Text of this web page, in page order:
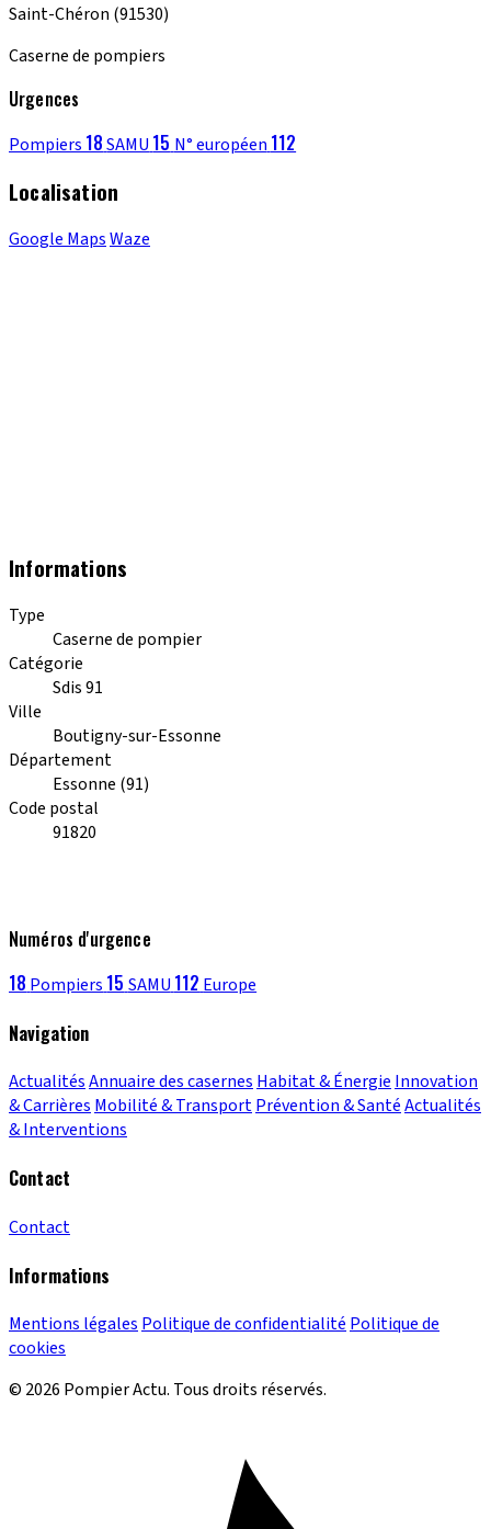
Saint-Chéron (91530)
Caserne de pompiers
Urgences
Pompiers 18SAMU 15 N° européen 112
Localisation
Google MapsWaze
Informations
Type
Caserne de pompier
Catégorie
Sdis 91
Ville
Boutigny-sur-Essonne
Département
Essonne (91)
Code postal
91820
Numéros d'urgence
18 Pompiers 15 SAMU 112 Europe
Navigation
ActualitésAnnuaire des casernes Habitat & Énergie Innovation
& Carrières Mobilité & TransportPrévention & SantéActualités
& Interventions
Contact
Contact
Informations
Mentions légales Politique de confidentialité Politique de
cookies
© 2026 Pompier Actu. Tous droits réservés.